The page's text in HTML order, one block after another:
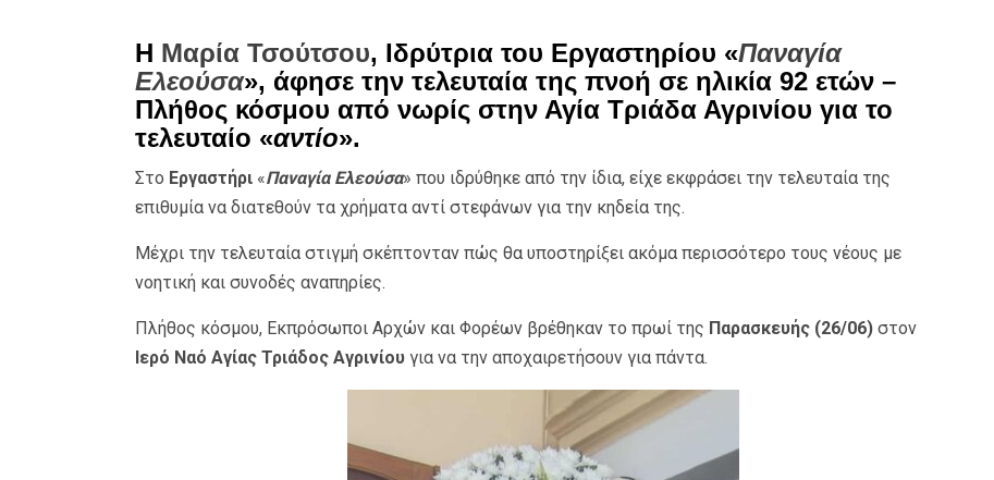
Η Μαρία Τσούτσου, Ιδρύτρια του Εργαστηρίου «Παναγία
Ελεούσα», άφησε την τελευταία της πνοή σε ηλικία 92 ετών –
Πλήθος κόσμου από νωρίς στην Αγία Τριάδα Αγρινίου για το
τελευταίο «αντίο».
Στο Εργαστήρι«Παναγία Ελεούσα» που ιδρύθηκε από την ίδια, είχε εκφράσει την τελευταία της
επιθυμία να διατεθούν τα χρήματα αντί στεφάνων για την κηδεία της.
Μέχρι την τελευταία στιγμή σκέπτονταν πώς θα υποστηρίξει ακόμα περισσότερο τους νέους με
νοητική και συνοδές αναπηρίες.
Πλήθος κόσμου, Εκπρόσωποι Αρχών και Φορέων βρέθηκαν το πρωί της Παρασκευής (26/06)στον
Ιερό Ναό Αγίας Τριάδος Αγρινίουγια να την αποχαιρετήσουν για πάντα.